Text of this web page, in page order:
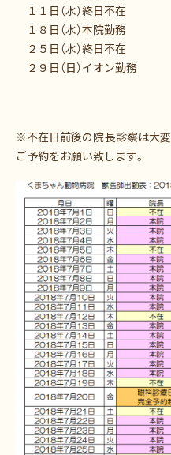
１１日（水）終日不在
１８日（水）本院勤務
２５日（水）終日不在
２９日（日）イオン勤務
※不在日前後の院長診察は大
ご予約をお願い致します。